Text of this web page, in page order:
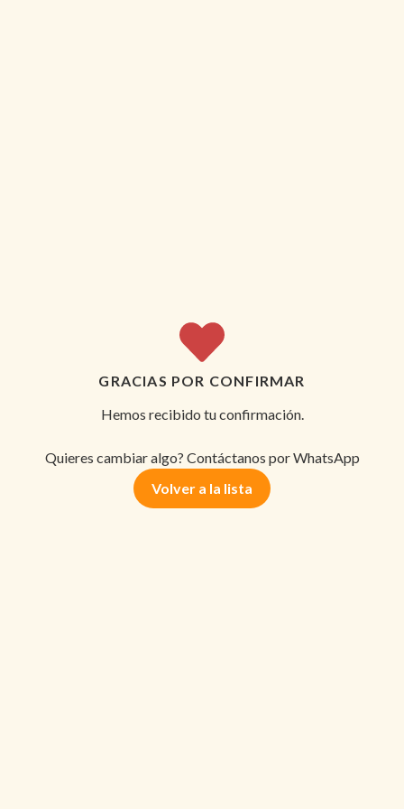
GRACIAS POR CONFIRMAR
Hemos recibido tu confirmación.
Quieres cambiar algo? Contáctanos por WhatsApp
Volver a la lista